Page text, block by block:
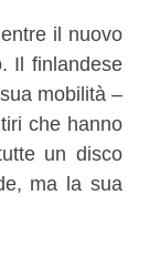
il nuovo
Il finlandese
mobilità –
che hanno
un disco
ma la sua